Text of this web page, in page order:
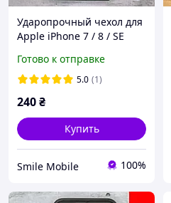
Ударопрочный чехол для
Apple iPhone 7 / 8 / SE
подставкой. Camshield
Army Ring. Зелёный
Готово к отправке
5.0 (1)
240₴
Купить
Smile Mobile 100%